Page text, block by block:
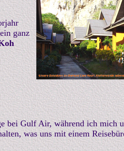
ganz
bei Gulf Air, während ich mich
was uns mit einem